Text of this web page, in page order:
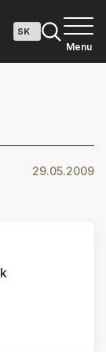
Menu
29.05.2009